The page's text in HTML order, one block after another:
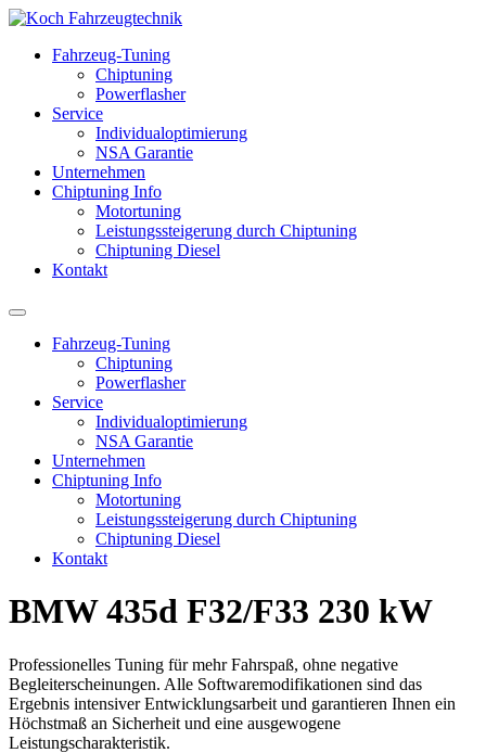
Fahrzeug-Tuning
Chiptuning
Powerflasher
Service
Individualoptimierung
NSA Garantie
Unternehmen
Chiptuning Info
Motortuning
Leistungssteigerung durch Chiptuning
Chiptuning Diesel
Kontakt
Fahrzeug-Tuning
Chiptuning
Powerflasher
Service
Individualoptimierung
NSA Garantie
Unternehmen
Chiptuning Info
Motortuning
Leistungssteigerung durch Chiptuning
Chiptuning Diesel
Kontakt
BMW 435d F32/F33 230 kW
Professionelles Tuning für mehr Fahrspaß, ohne negative
Begleiterscheinungen. Alle Softwaremodifikationen sind das
Ergebnis intensiver Entwicklungsarbeit und garantieren Ihnen ein
Höchstmaß an Sicherheit und eine ausgewogene
Leistungscharakteristik.